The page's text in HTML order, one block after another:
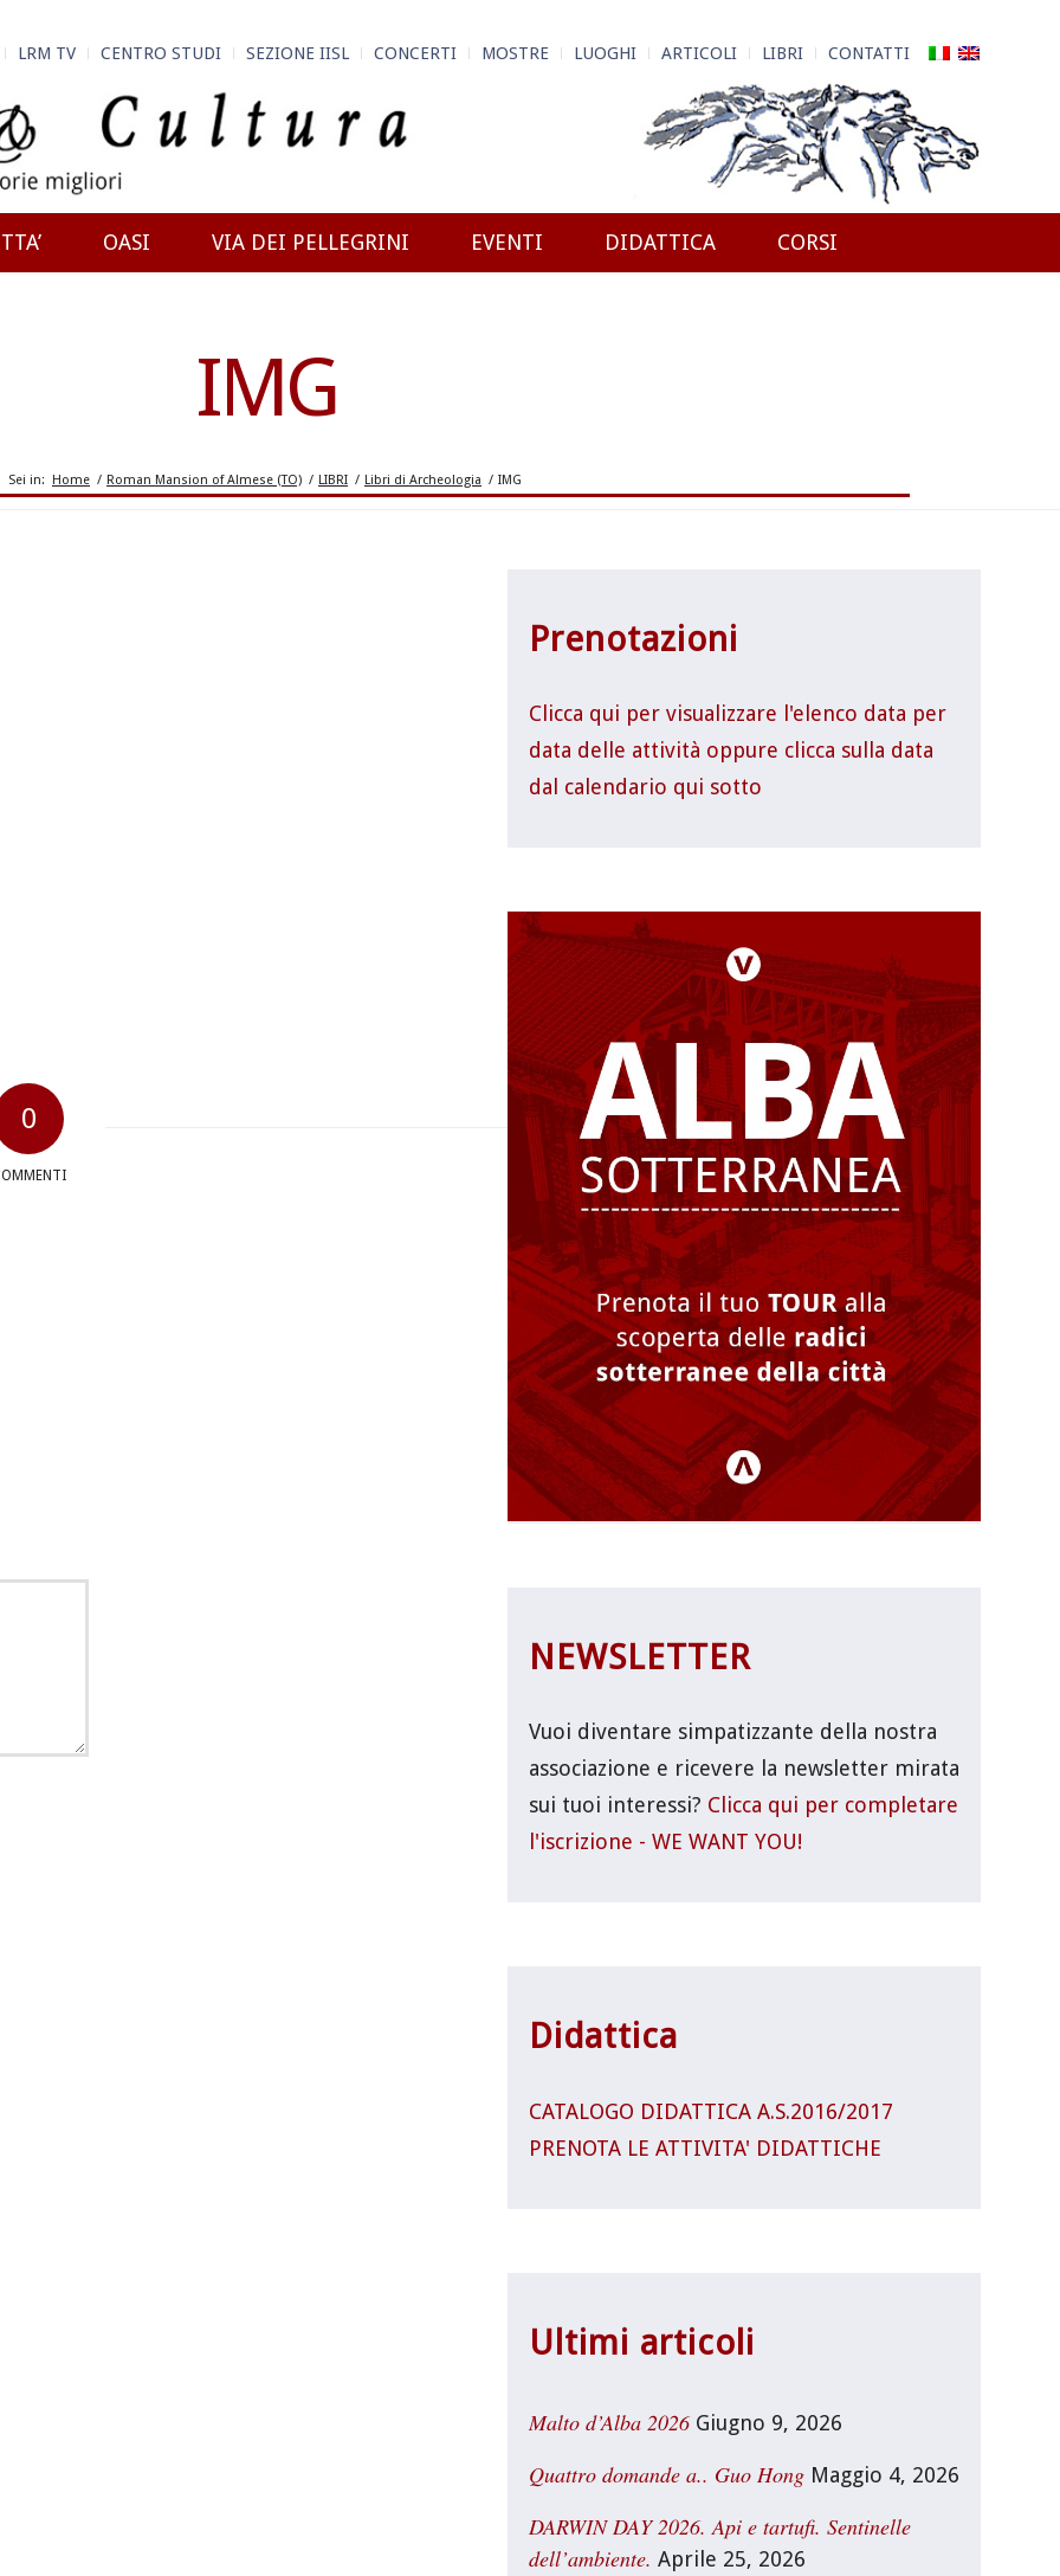
LRM TV CENTRO STUDI SEZIONE IISL CONCERTI MOSTRE LUOGHI ARTICOLI LIBRI CONTATTI
OASI VIA DEI PELLEGRINI EVENTI DIDATTICA CORSI
IMG
Sei in: Home / Roman Mansion of Almese (TO) / LIBRI / Libri di Archeologia / IMG
0
Prenotazioni
Clicca qui per visualizzare l'elenco data per
data delle attività oppure clicca sulla data
dal calendario qui sotto
NEWSLETTER
Vuoi diventare simpatizzante della nostra
associazione e ricevere la newsletter mirata
sui tuoi interessi? Clicca qui per completare
l'iscrizione - WE WANT YOU!
Didattica
CATALOGO DIDATTICA A.S.2016/2017
PRENOTA LE ATTIVITA' DIDATTICHE
Ultimi articoli
Malto d’Alba 2026 Giugno 9, 2026
Quattro domande a.. Guo Hong Maggio 4, 2026
DARWIN DAY 2026. Api e tartufi. Sentinelle
dell’ambiente. Aprile 25, 2026